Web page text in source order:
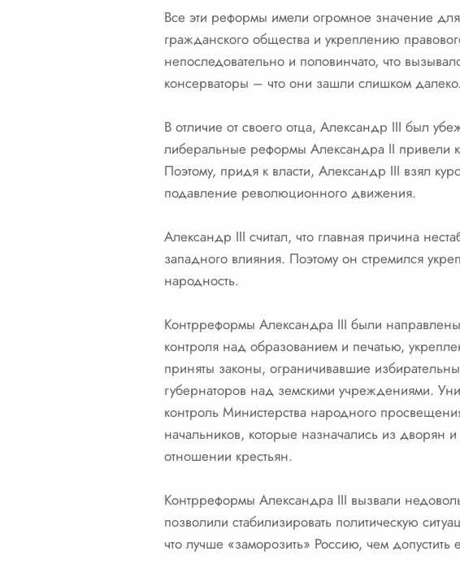
Все эти реформы имели огромное значение
гражданского общества и укреплению
непоследовательно и половинчато, что
консерваторы – что они зашли слишком далеко.
В отличие от своего отца, Александр III был
либеральные реформы Александра II привели
Поэтому, придя к власти, Александр III взял
подавление революционного движения.
Александр III считал, что главная причина
западного влияния. Поэтому он стремился
народность.
Контрреформы Александра III были
контроля над образованием и печатью,
приняты законы, ограничивавшие
губернаторов над земскими учреждениями.
контроль Министерства народного
начальников, которые назначались из
отношении крестьян.
Контрреформы Александра III вызвали
позволили стабилизировать политическую
что лучше «заморозить» Россию, чем допустить